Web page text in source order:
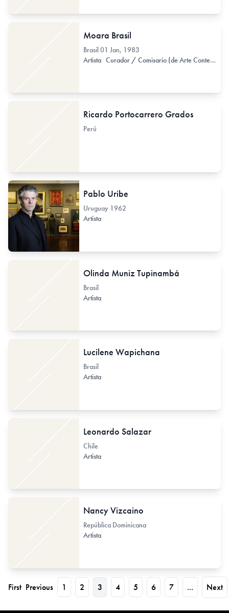
Moara Brasil
Brasil01 Jan, 1983
Artista Curador / Comisario (de Arte Contemporáneo)
Ricardo Portocarrero Grados
Perú
Pablo Uribe
Uruguay 1962
Artista
Olinda Muniz Tupinambá
Brasil
Artista
Lucilene Wapichana
Brasil
Artista
Leonardo Salazar
Chile
Artista
Nancy Vizcaino
República Dominicana
Artista
First Previous 1 2 3 4 5 6 7 ... Next